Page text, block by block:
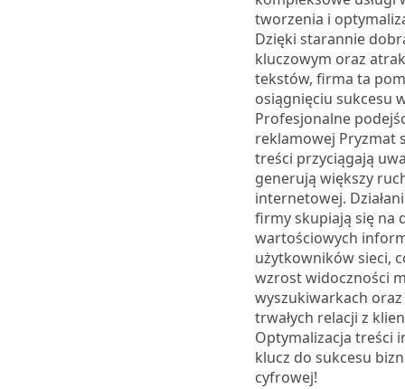
tworzenia i
Dzięki starannie
kluczowym oraz
tekstów, firma ta
osiągnięciu sukcesu
Profesjonalne
reklamowej Pryzmat
treści przyciągają
generują większy
internetowej.
firmy skupiają się na
wartościowych
użytkowników sieci,
wzrost widoczności
wyszukiwarkach
trwałych relacji z
Optymalizacja treści
klucz do sukcesu
cyfrowej!